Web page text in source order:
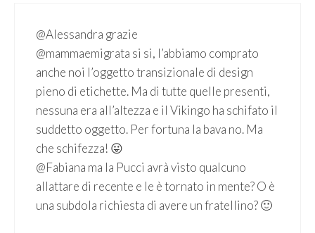
@Alessandra grazie
@mammaemigrata si si, l’abbiamo comprato
anche noi l’oggetto transizionale di design
pieno di etichette. Ma di tutte quelle presenti,
nessuna era all’altezza e il Vikingo ha schifato il
suddetto oggetto. Per fortuna la bava no. Ma
che schifezza! 😛
@Fabiana ma la Pucci avrà visto qualcuno
allattare di recente e le è tornato in mente? O è
una subdola richiesta di avere un fratellino? 🙂